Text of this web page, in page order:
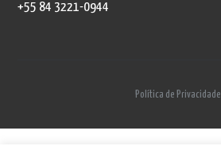
+55 84 3221-0944
Política de Privacidade